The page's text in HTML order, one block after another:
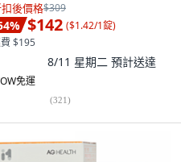
後價格$309
% $142 ($1.42/1錠)
$195
8/11 星期二 預計送達
免運
(321)